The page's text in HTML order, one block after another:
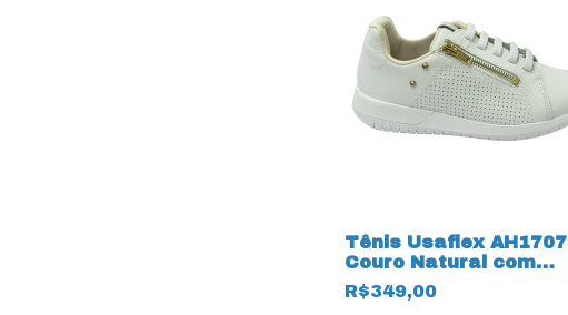
Tênis Usaflex AH1707
Couro Natural com
cadarço Fake 15290
Branco
R$349,00